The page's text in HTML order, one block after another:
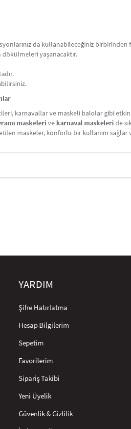
da kullanabileceğiniz
yaşanacaktır.
karnavallar ve maskeli balolar gibi
maskeleri ve karnaval maskeleri de
maskeler, konforlu bir kullanım
YARDIM
Şifre Hatırlatma
Hesap Bilgilerim
Sepetim
Favorilerim
Sipariş Takibi
Yeni Üyelik
Güvenlik & Gizlilik